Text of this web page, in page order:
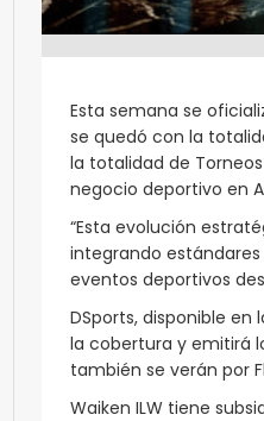
Esta semana se
se quedó con la
la totalidad de
negocio deportivo en
“Esta evolución
integrando
eventos deportivos
DSports, disponible en
la cobertura y emitirá
también se verán por
Waiken ILW tiene